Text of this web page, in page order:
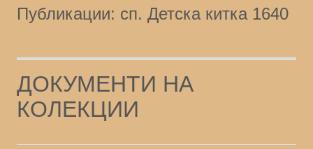
Публикации: сп. Детска китка 1640
ДОКУМЕНТИ НА
КОЛЕКЦИИ